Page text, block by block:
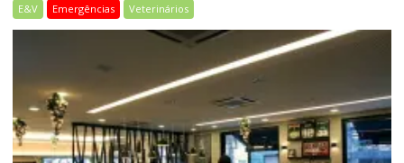
E&V Emergências Veterinários